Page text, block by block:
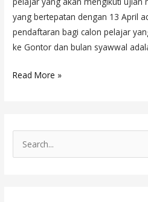
yang bertepatan dengan 13 April
pendaftaran bagi calon pelajar
ke Gontor dan bulan syawwal
Read More »